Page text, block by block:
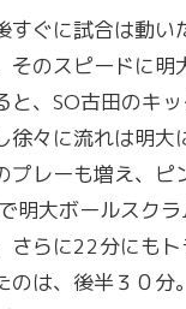
すぐに試合は動い
そのスピードに明
、SO古田のキ
徐々に流れは明大
プレーも増え、ピ
明大ボールスク
さらに22分にも
のは、後半３０分